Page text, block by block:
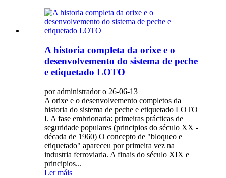
A historia completa da orixe e o
desenvolvemento do sistema de peche
e etiquetado LOTO
por administrador o 26-06-13
A orixe e o desenvolvemento completos da
historia do sistema de peche e etiquetado LOTO
I. A fase embrionaria: primeiras prácticas de
seguridade populares (principios do século XX -
década de 1960) O concepto de "bloqueo e
etiquetado" apareceu por primeira vez na
industria ferroviaria. A finais do século XIX e
principios...
Ler máis